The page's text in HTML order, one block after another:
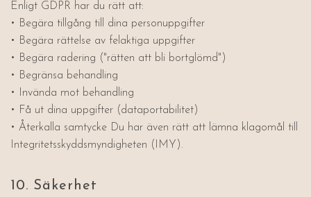
Enligt GDPR har du rätt att:
• Begära tillgång till dina personuppgifter
• Begära rättelse av felaktiga uppgifter
• Begära radering ("rätten att bli bortglömd")
• Begränsa behandling
• Invända mot behandling
• Få ut dina uppgifter (dataportabilitet)
• Återkalla samtycke Du har även rätt att lämna klagomål till
Integritetsskyddsmyndigheten (IMY).
10. Säkerhet